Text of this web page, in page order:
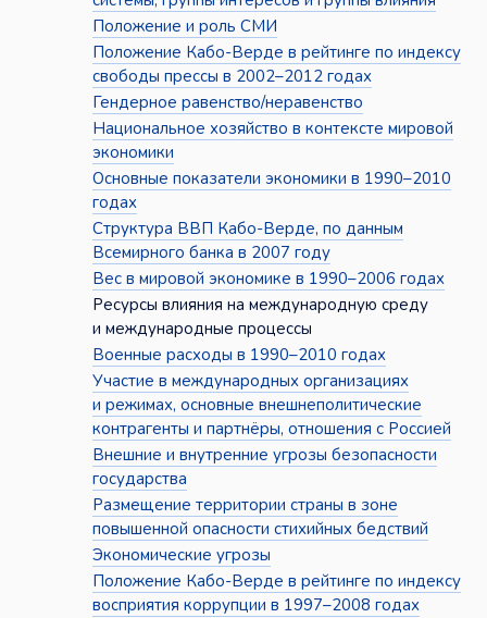
Положение и роль СМИ
Положение Кабо-Верде в рейтинге по индексу
свободы прессы в 2002–2012 годах
Гендерное равенство/неравенство
Национальное хозяйство в контексте мировой
экономики
Основные показатели экономики в 1990–2010
годах
Структура ВВП Кабо-Верде, по данным
Всемирного банка в 2007 году
Вес в мировой экономике в 1990–2006 годах
Ресурсы влияния на международную среду
и международные процессы
Военные расходы в 1990–2010 годах
Участие в международных организациях
и режимах, основные внешнеполитические
контрагенты и партнёры, отношения с Россией
Внешние и внутренние угрозы безопасности
государства
Размещение территории страны в зоне
повышенной опасности стихийных бедствий
Экономические угрозы
Положение Кабо-Верде в рейтинге по индексу
восприятия коррупции в 1997–2008 годах